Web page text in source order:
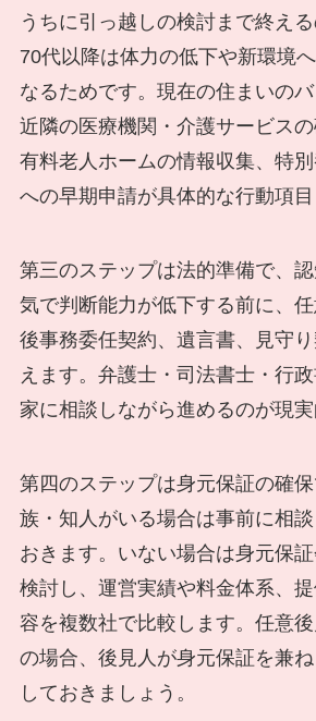
うちに引っ越しの検討まで終える
70代以降は体力の低下や新環境
なるためです。現在の住まいのバ
近隣の医療機関・介護サービス
有料老人ホームの情報収集、特
への早期申請が具体的な行動項目
第三のステップは法的準備で、
気で判断能力が低下する前に、
後事務委任契約、遺言書、見守
えます。弁護士・司法書士・行
家に相談しながら進めるのが現実
第四のステップは身元保証の確
族・知人がいる場合は事前に相
おきます。いない場合は身元保
検討し、運営実績や料金体系、
容を複数社で比較します。任意
の場合、後見人が身元保証を兼
しておきましょう。